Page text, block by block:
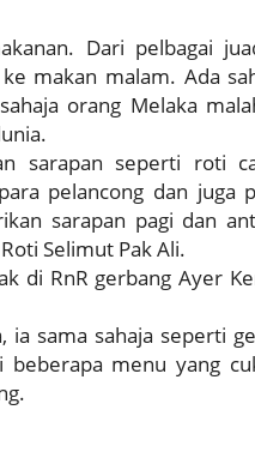
Dari pelbagai
makan malam. Ada
orang Melaka
sarapan seperti roti
pelancong dan juga
sarapan pagi dan
Selimut Pak Ali.
di RnR gerbang Ayer
ia sama sahaja seperti
menu yang